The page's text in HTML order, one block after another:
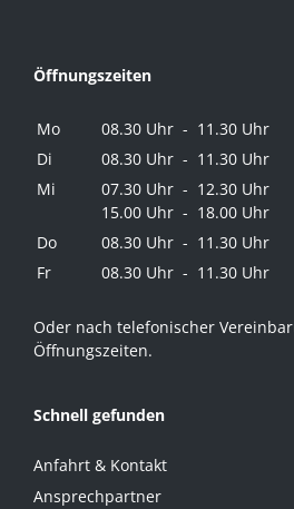
Öffnungszeiten
Mo
08.30 Uhr - 11.30 Uhr
Di
08.30 Uhr - 11.30 Uhr
Mi
07.30 Uhr - 12.30 Uhr
15.00 Uhr - 18.00 Uhr
Do
08.30 Uhr - 11.30 Uhr
Fr
08.30 Uhr - 11.30 Uhr
Oder nach telefonischer
Öffnungszeiten.
Schnell gefunden
Anfahrt & Kontakt
Ansprechpartner